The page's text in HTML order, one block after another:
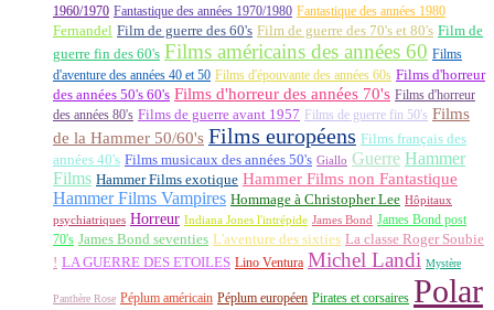
1960/1970 Fantastique des années 1970/1980 Fantastique des années 1980
Fernandel Film de guerre des 60's Film de guerre des 70's et 80's Film de
guerre fin des 60's Films américains des années 60 Films
d'aventure des années 40 et 50 Films d'épouvante des années 60s Films d'horreur
des années 50's 60's Films d'horreur des années 70's Films d'horreur
des années 80's Films de guerre avant 1957 Films de guerre fin 50's Films
de la Hammer 50/60's Films européens Films français des
années 40's Films musicaux des années 50's Giallo Guerre Hammer
Films Hammer Films exotique Hammer Films non Fantastique
Hammer Films Vampires Hommage à Christopher Lee Hôpitaux
psychiatriques Horreur Indiana Jones l'intrépide James Bond James Bond post
70's James Bond seventies L'aventure des sixties La classe Roger Soubie
! LA GUERRE DES ETOILES Lino Ventura Michel Landi Mystère
Panthère Rose Péplum américain Péplum européen Pirates et corsaires Polar